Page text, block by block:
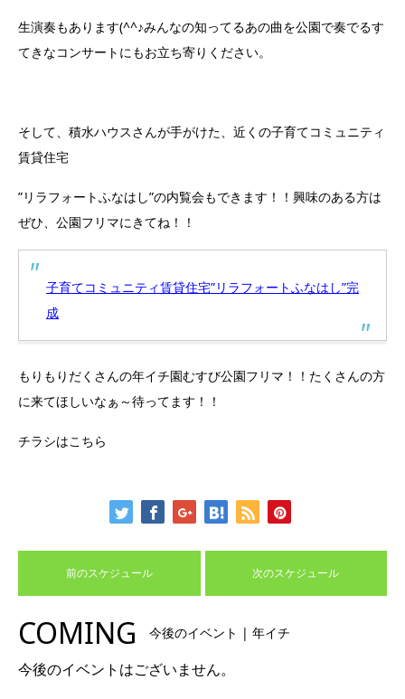
生演奏もあります(^^♪みんなの知ってるあの曲を公園で奏でるす
てきなコンサートにもお立ち寄りください。
そして、積水ハウスさんが手がけた、近くの子育てコミュニティ
賃貸住宅
”リラフォートふなはし”の内覧会もできます！！興味のある方は
ぜひ、公園フリマにきてね！！
子育てコミュニティ賃貸住宅”リラフォートふなはし”完
成
もりもりだくさんの年イチ園むすび公園フリマ！！たくさんの方
に来てほしいなぁ～待ってます！！
チラシはこちら
前のスケジュール 次のスケジュール
COMING 今後のイベント | 年イチ
今後のイベントはございません。